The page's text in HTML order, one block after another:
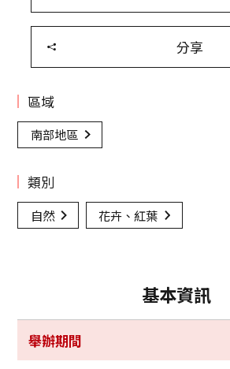
分享
區域
南部地區
類別
自然 花卉、紅葉
基本資訊
舉辦期間